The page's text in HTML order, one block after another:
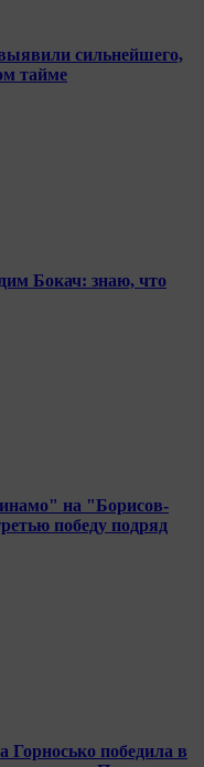
сильнейшего,
тайме
Бокач: знаю, что
на "Борисов-
победу подряд
Горносько победила в